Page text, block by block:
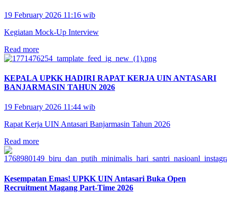
19 February 2026 11:16 wib
Kegiatan Mock-Up Interview
Read more
KEPALA UPKK HADIRI RAPAT KERJA UIN ANTASARI
BANJARMASIN TAHUN 2026
19 February 2026 11:44 wib
Rapat Kerja UIN Antasari Banjarmasin Tahun 2026
Read more
Kesempatan Emas! UPKK UIN Antasari Buka Open
Recruitment Magang Part-Time 2026